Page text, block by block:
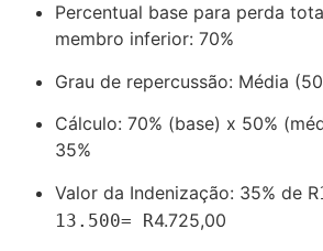
Percentual base para perda
membro inferior: 70%
Grau de repercussão: Média
Cálculo: 70% (base) x 50%
35%
Valor da Indenização: 35% de R
13.500= R4.725,00